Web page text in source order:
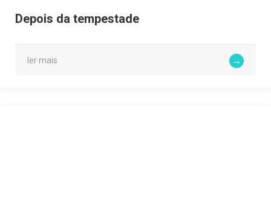
Depois da tempestade
ler mais